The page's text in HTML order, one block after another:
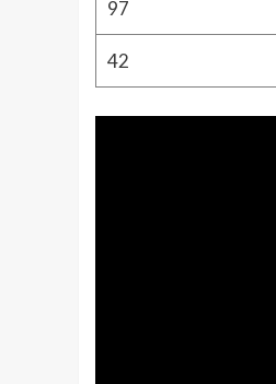
97
42